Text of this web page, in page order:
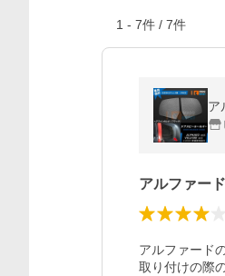
1 - 7件 / 7件
ア
アルファー
アルファード
取り付けの際